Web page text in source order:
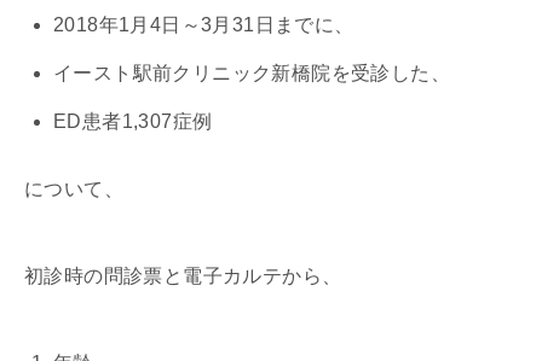
2018年1月4日～3月31日までに、
イースト駅前クリニック新橋院を受診した、
ED患者1,307症例
について、
初診時の問診票と電子カルテから、